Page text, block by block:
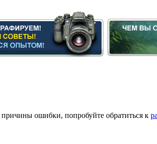
ошибки, попробуйте обратиться к